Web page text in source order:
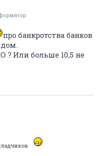
про банкротства банков
? Или больше 10,5 не